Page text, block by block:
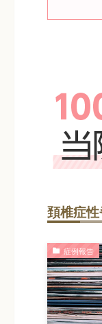
頚椎症
症例報告